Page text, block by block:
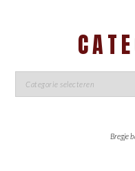
Bregje